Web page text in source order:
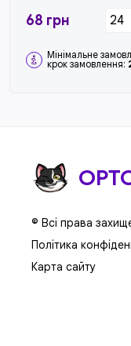
68 грн
Мінімальне
крок замовлення:
© Всі права
Політика
Карта сайту